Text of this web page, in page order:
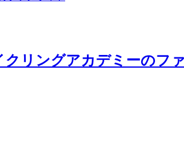
クリングアカデミーのフ